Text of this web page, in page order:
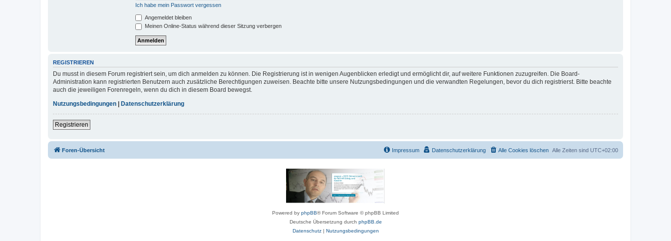
Ich habe mein Passwort vergessen
Angemeldet bleiben
Meinen Online-Status während dieser Sitzung verbergen
REGISTRIEREN
Du musst in diesem Forum registriert sein, um dich anmelden zu können. Die Registrierung ist in wenigen Augenblicken erledigt und ermöglicht dir, auf weitere Funktionen zuzugreifen. Die Board-
Administration kann registrierten Benutzern auch zusätzliche Berechtigungen zuweisen. Beachte bitte unsere Nutzungsbedingungen und die verwandten Regelungen, bevor du dich registrierst. Bitte beachte
auch die jeweiligen Forenregeln, wenn du dich in diesem Board bewegst.
Nutzungsbedingungen
Datenschutzerklärung
Registrieren
Foren-Übersicht Alle Zeiten sind UTC+02:00
Alle Cookies löschen
Datenschutzerklärung
Impressum
Powered by phpBB® Forum Software © phpBB Limited
Deutsche Übersetzung durch phpBB.de
Datenschutz| Nutzungsbedingungen